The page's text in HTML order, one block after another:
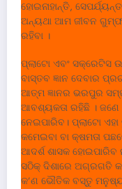
ହୋଇନାହାନ୍ତି,
ଅନ୍ୟଥା ଆମ ଜୀବନ
ରହିବା ।
ପ୍ଲାଟୋ ଏବଂ ସକ୍ରେଟିସ
ବାସ୍ତବ ଜ୍ଞାନ ଦେବାର
ଆତ୍ମ ଜ୍ଞାନର ଭରପୁର
ଆବଶ୍ୟକ‌ତା ରହିଛି ।
ନେଇପାରିବ। ପ୍ଲାଟୋ
କମେଇବା ବା କ୍ଷମତା
ଆଦର୍ଶ ଶାସକ ହୋଇପାରିବ
ସଠିକ୍ ଦିଶାରେ ଅଗ୍ରଗତି
କ’ଣ ଭୌତିକ ବସ୍ତୁ